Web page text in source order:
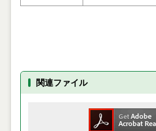
関連ファイル